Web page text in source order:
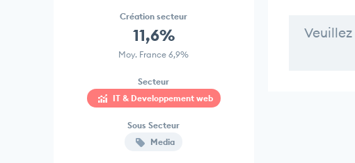
Création secteur
11,6%
Moy. France 6,9%
Secteur
IT & Developpement web
Sous Secteur
Media
Veuillez